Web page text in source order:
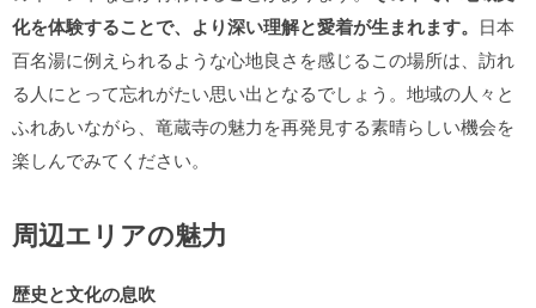
化を体験することで、より深い理解と愛着が生まれます。 日本
百名湯に例えられるような心地良さを感じるこの場所は、訪れ
る人にとって忘れがたい思い出となるでしょう。地域の人々と
ふれあいながら、竜蔵寺の魅力を再発見する素晴らしい機会を
楽しんでみてください。
周辺エリアの魅力
歴史と文化の息吹